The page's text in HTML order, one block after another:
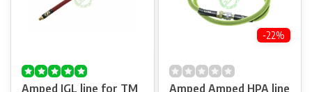
Amped IGL line for TM
-22%
Amped Amped HPA line